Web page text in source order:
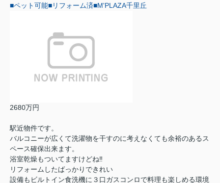
■ペット可能■リフォーム済■M'PLAZA千里丘
2680万円
駅近物件です。
バルコニーが広くて洗濯物を干すのに考えなくても余裕のあるス
ペース確保出来ます。
浴室乾燥もついてますけどね‼︎
リフォームしたばっかりできれい
設備もビルトイン食洗機に３口ガスコンロで料理も楽しめる環境